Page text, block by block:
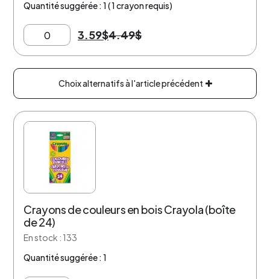
Quantité suggérée : 1 ( 1 crayon requis)
3.59$4.49$
Choix alternatifs à l'article précédent
37% de rabais
Crayons de couleurs en bois Crayola (boîte
de 24)
En stock : 133
Quantité suggérée : 1